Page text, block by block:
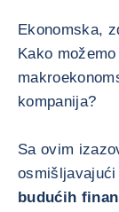
Ekonomska,
Kako
kompanija?
Sa ovim
osmišljavajući
budućih